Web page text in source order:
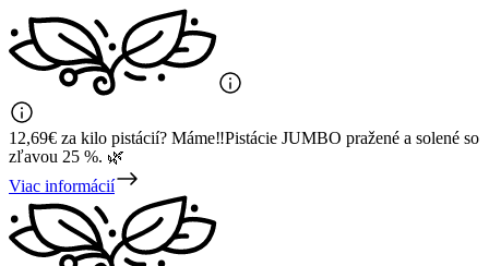
12,69€ za kilo pistácií? Máme‼️Pistácie JUMBO pražené a solené so
zľavou 25 %. 🌿
Viac informácií